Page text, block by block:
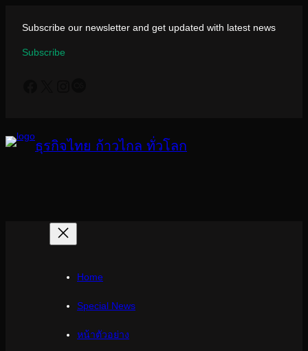
เนื้อหา
Subscribe our newsletter and get updated with latest news
Subscribe
ธุรกิจไทย ก้าวไกล ทั่วโลก
Home
Special News
หน้าตัวอย่าง